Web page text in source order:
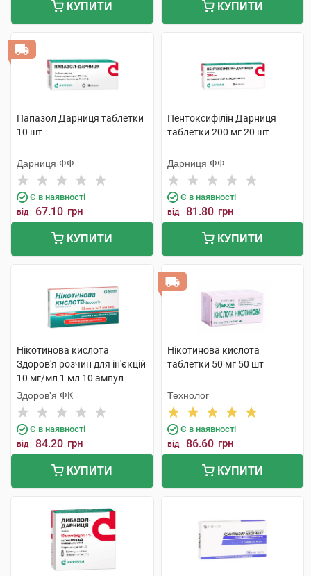
КУПИТИ КУПИТИ
Папазол Дарниця таблетки
10 шт
Дарниця ФФ
Є в наявності
від 67.10 грн
КУПИТИ
Пентоксифілін Дарниця
таблетки 200 мг 20 шт
Дарниця ФФ
Є в наявності
від 81.80 грн
КУПИТИ
Нікотинова кислота
Здоров'я розчин для ін'єкцій
10 мг/мл 1 мл 10 ампул
Здоров'я ФК
Є в наявності
від 84.20 грн
КУПИТИ
Нікотинова кислота
таблетки 50 мг 50 шт
Технолог
Є в наявності
від 86.60 грн
КУПИТИ